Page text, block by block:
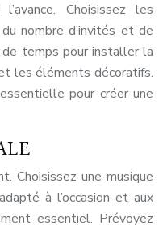
Choisissez les
nombre d’invités et de
de temps pour installer la
les éléments décoratifs.
pour créer une
Choisissez une musique
à l’occasion et aux
essentiel. Prévoyez